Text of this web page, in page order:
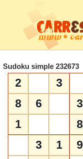
Sudoku simple 232673
2 3
8
6 3
1
8
3
1 9